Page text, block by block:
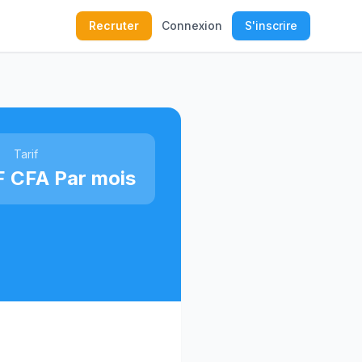
Recruter Connexion S'inscrire
Tarif
CFA Par mois